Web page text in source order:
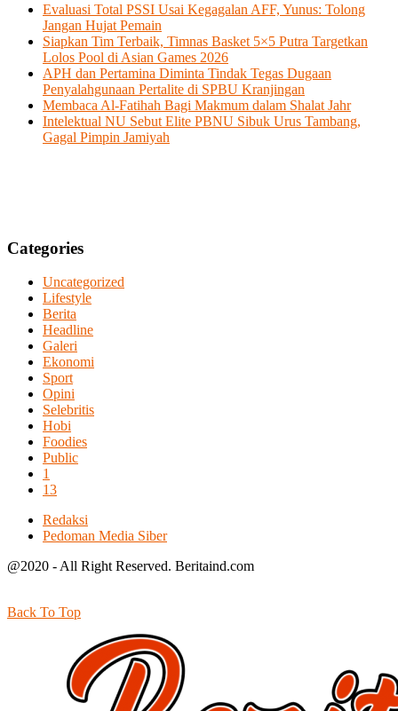
Evaluasi Total PSSI Usai Kegagalan AFF, Yunus: Tolong
Jangan Hujat Pemain
Siapkan Tim Terbaik, Timnas Basket 5×5 Putra Targetkan
Lolos Pool di Asian Games 2026
APH dan Pertamina Diminta Tindak Tegas Dugaan
Penyalahgunaan Pertalite di SPBU Kranjingan
Membaca Al-Fatihah Bagi Makmum dalam Shalat Jahr
Intelektual NU Sebut Elite PBNU Sibuk Urus Tambang,
Gagal Pimpin Jamiyah
Categories
Uncategorized
Lifestyle
Berita
Headline
Galeri
Ekonomi
Sport
Opini
Selebritis
Hobi
Foodies
Public
1
13
Redaksi
Pedoman Media Siber
@2020 - All Right Reserved. Beritaind.com
Back To Top